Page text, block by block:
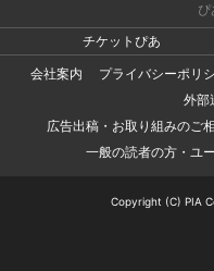
ぴ
チケットぴあ
会社案内
プライバシーポリ
外部
広告出稿・お取り組みのご
一般の読者の方・ユ
Copyright (C) PIA